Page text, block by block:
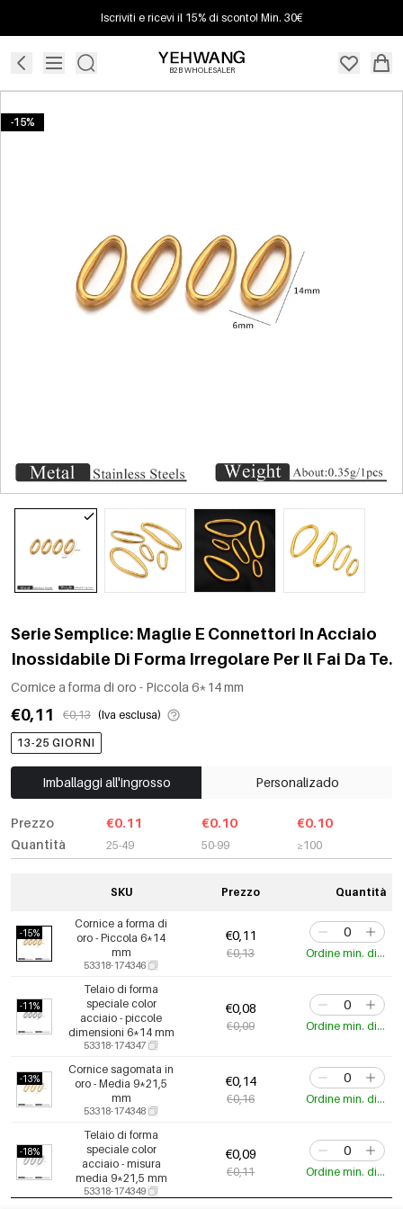
Iscriviti e ricevi il 15% di sconto! Min. 30€
B2B WHOLESALER
-15%
Serie Semplice: Maglie E Connettori In Acciaio
Inossidabile Di Forma Irregolare Per Il Fai Da Te.
Cornice a forma di oro - Piccola 6*14 mm
€0,11 €0,13 (Iva esclusa)
13-25 GIORNI
Imballaggi all'ingrosso Personalizado
Prezzo
Quantità
€0.11
25-49
€0.10
50-99
€0.10
≥100
SKU Prezzo Quantità
-15%
Cornice a forma di
oro - Piccola 6*14
mm
53318-174346
€0,11
€0,13 Ordine min. di 5 pz.
-11%
Telaio di forma
speciale color
acciaio - piccole
dimensioni 6*14 mm
53318-174347
€0,08
€0,09 Ordine min. di 5 pz.
-13%
Cornice sagomata in
oro - Media 9*21,5
mm
53318-174348
€0,14
€0,16 Ordine min. di 5 pz.
-18%
Telaio di forma
speciale color
acciaio - misura
media 9*21,5 mm
53318-174349
€0,09
€0,11 Ordine min. di 5 pz.